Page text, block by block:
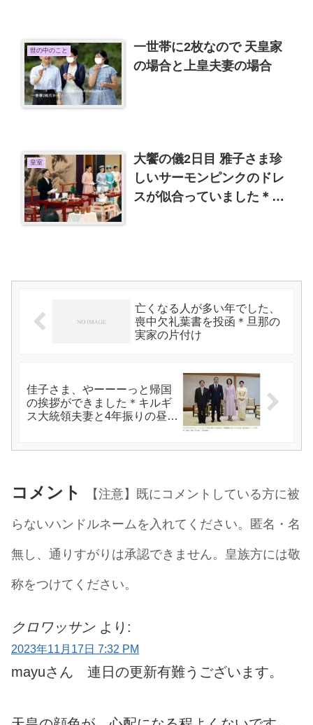
世の中のこと
一世帯に2枚なので 天皇家
の場合と上皇夫妻の場合
皇室
大饗の儀2日目 雅子さま珍
しいサーモンピンクのドレ
スが似合っていました＊林
亡くなる人が多い年でした、
喪中欠礼葉書を投函＊旦那の
実家の片付け
佳子さま、やーーーっと帰国
の挨拶ができました＊キルギ
ス大統領夫妻と4年振りの昼食
コメント
【注意】既にコメントしている方に被
らないハンドルネームを入れてください。匿名・名
無し、通りすがりは承認できません。皇族方には敬
称をつけてください。
クロワッサン より:
2023年11月17日 7:32 PM
mayuさん 連日の更新有難うございます。